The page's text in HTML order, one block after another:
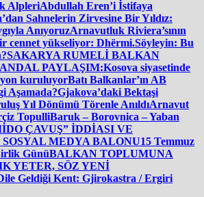
AlpleriAbdullah Eren’i İstifaya
Sahnelerin Zirvesine Bir Yıldız:
AnıyoruzArnavutluk Riviera’sının
cennet yükseliyor: Dhërmi.Söyleyin: Bu
SAKARYA RUMELİ BALKAN
PAYLAŞIM:Kosova siyasetinde
kuruluyorBatı Balkanlar’ın AB
Aşamada?Gjakova’daki Bektaşi
Yıl Dönümü Törenle AnıldıArnavut
TopulliBaruk – Borovnica – Yaban
ÇAVUŞ” İDDİASI VE
MEDYA BALONU15 Temmuz
GünüBALKAN TOPLUMUNA
YETER, SÖZ YENİ
Geldiği Kent: Gjirokastra / Ergiri